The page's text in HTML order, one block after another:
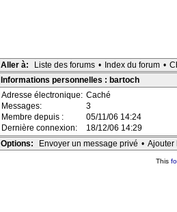
Aller à: Liste des forums • Index du forum •
Informations personnelles : bartoch
Adresse électronique: Caché
Messages:
3
Membre depuis :
05/11/06 14:24
Dernière connexion:
18/12/06 14:29
Options:
Envoyer un message privé • Ajouter
This